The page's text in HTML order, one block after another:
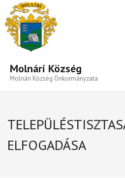
Molnári Község
Molnári Község Önkormányzata
Település
Közigazgatás
ELFOGADÁSA